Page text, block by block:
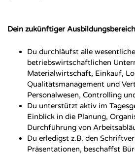
Dein zukünftiger Ausbildungsbereich
Du durchläufst alle
betriebswirtschaftlichen
Materialwirtschaft, Einkauf,
Qualitätsmanagement und
Personalwesen, Controlling
Du unterstützt aktiv im
Einblick in die Planung,
Durchführung von
Du erledigst z.B. den
Präsentationen, beschaffst